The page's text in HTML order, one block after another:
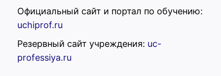
Официальный сайт и портал по обучению:
uchiprof.ru
Резервный сайт учреждения: uc-
professiya.ru